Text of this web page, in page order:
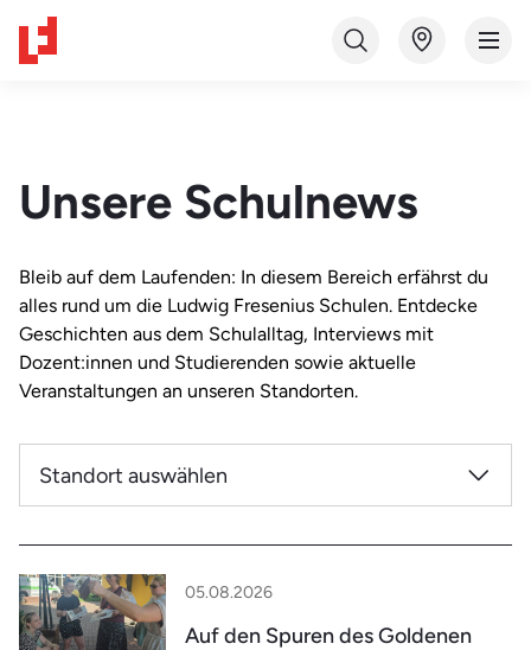
Unsere Schulnews
Bleib auf dem Laufenden: In diesem Bereich erfährst du
alles rund um die Ludwig Fresenius Schulen. Entdecke
Geschichten aus dem Schulalltag, Interviews mit
Dozent:innen und Studierenden sowie aktuelle
Veranstaltungen an unseren Standorten.
Standort auswählen
05.08.2026
Auf den Spuren des Goldenen